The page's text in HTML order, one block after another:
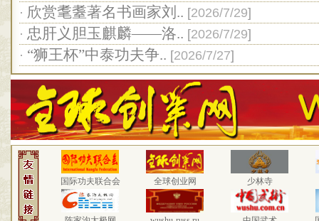
· 欣赏耄耋著名书画家刘.. [2026/7/29]
· 忠肝义胆玉麒麟——洛.. [2026/7/29]
· “狮王杯”中泰功夫争.. [2026/7/27]
国际功夫联合会 全球创业网 少林寺